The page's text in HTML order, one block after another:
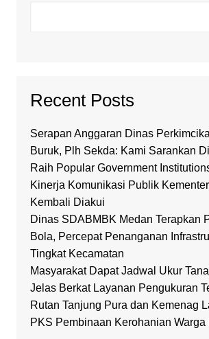
Recent Posts
Serapan Anggaran Dinas
Buruk, Plh Sekda: Kami Sarankan
Raih Popular Government
Kinerja Komunikasi Publik
Kembali Diakui
Dinas SDABMBK Medan Terapkan
Bola, Percepat Penanganan
Tingkat Kecamatan
Masyarakat Dapat Jadwal Ukur
Jelas Berkat Layanan Pengukuran
Rutan Tanjung Pura dan Kemenag
PKS Pembinaan Kerohanian Warga